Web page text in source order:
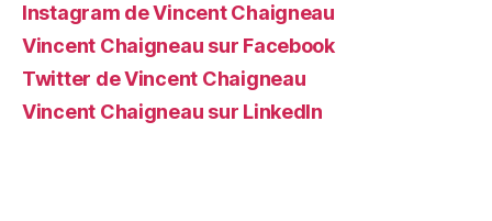
Instagram de Vincent Chaigneau
Vincent Chaigneau sur Facebook
Twitter de Vincent Chaigneau
Vincent Chaigneau sur LinkedIn